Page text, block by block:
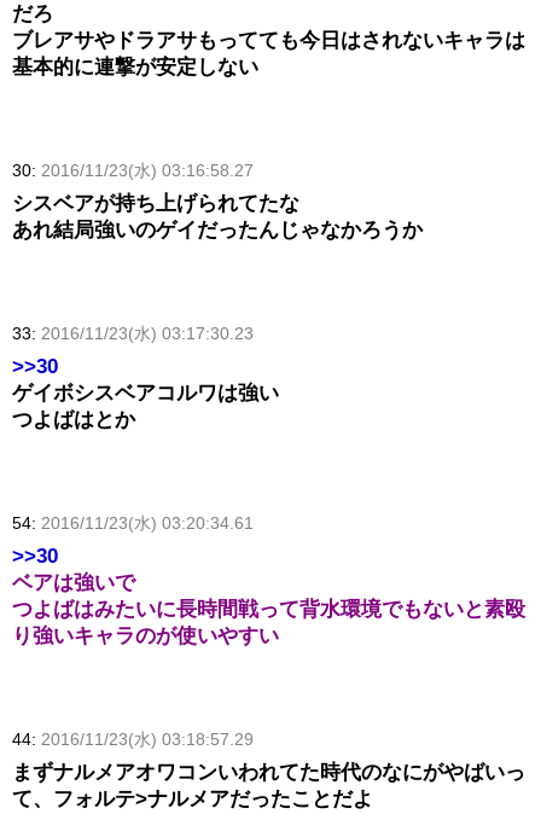
だろ
ブレアサやドラアサもってても今日はされないキャラは
基本的に連撃が安定しない
30: 2016/11/23(水) 03:16:58.27
シスベアが持ち上げられてたな
あれ結局強いのゲイだったんじゃなかろうか
33: 2016/11/23(水) 03:17:30.23
>>30
ゲイボシスベアコルワは強い
つよばはとか
54: 2016/11/23(水) 03:20:34.61
>>30
ベアは強いで
つよばはみたいに長時間戦って背水環境でもないと素殴
り強いキャラのが使いやすい
44: 2016/11/23(水) 03:18:57.29
まずナルメアオワコンいわれてた時代のなにがやばいっ
て、フォルテ>ナルメアだったことだよ